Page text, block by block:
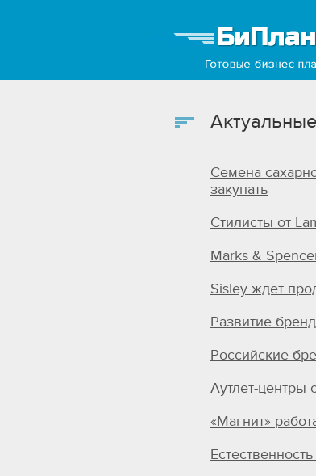
Семена
закупать
Стилисты от
Marks &
Sisley ждет
Развитие
Российские
Аутлет-центры
«Магнит»